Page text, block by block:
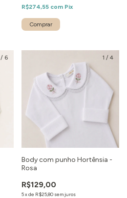
R$274,55 com Pix
/ 6 1 / 4
Body com punho Hortênsia -
Rosa
R$129,00
5xde R$25,80 sem juros